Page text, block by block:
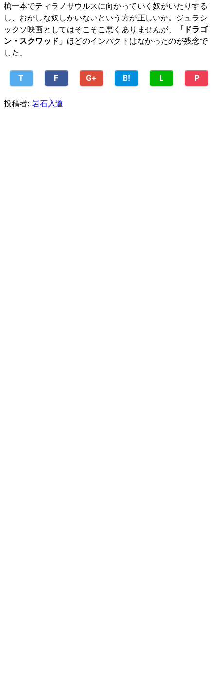
槍一本でティラノサウルスに向かっていく奴がいたりする
し、おかしな奴しかいないという方が正しいか。ジュラシ
ックソ映画としてはそこそこ悪くありませんが、
「ドラゴ
ン・スクワッド」 ほどのインパクトはなかったのが残念で
した。
T F G+ B! L P
投稿者: 岩石入道